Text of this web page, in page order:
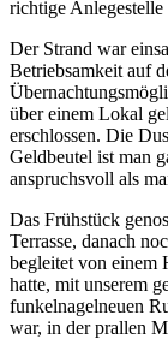
richtige Anlegestelle
Der Strand war
Betriebsamkeit auf
über einem Lokal
erschlossen. Die
Geldbeutel ist man
anspruchsvoll als
Das Frühstück
Terrasse, danach
begleitet von einem
hatte, mit unserem
funkelnagelneuen
war, in der prallen